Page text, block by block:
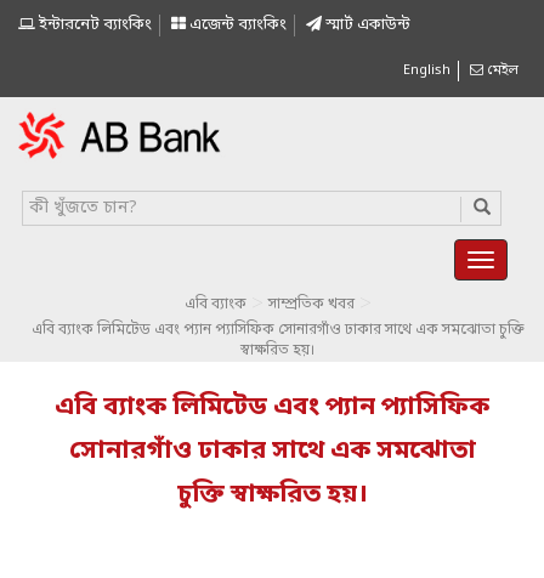
ইন্টারনেট ব্যাংকিং এজেন্ট ব্যাংকিং স্মাৰ্ট একাউন্ট
English মেইল
এবি ব্যাংক সাম্প্রতিক খবর
এবি ব্যাংক লিমিটেড এবং প্যান প্যাসিফিক সোনারগাঁও ঢাকার সাথে এক সমঝোতা চুক্তি
স্বাক্ষরিত হয়।
এবি ব্যাংক লিমিটেড এবং প্যান প্যাসিফিক
সোনারগাঁও ঢাকার সাথে এক সমঝোতা
চুক্তি স্বাক্ষরিত হয়।